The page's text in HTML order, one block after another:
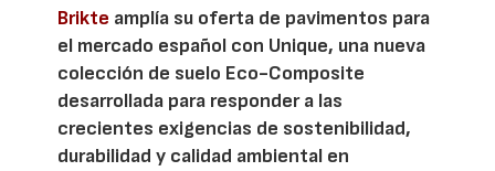
Brikte amplía su oferta de pavimentos para
el mercado español con Unique, una nueva
colección de suelo Eco-Composite
desarrollada para responder a las
crecientes exigencias de sostenibilidad,
durabilidad y calidad ambiental en